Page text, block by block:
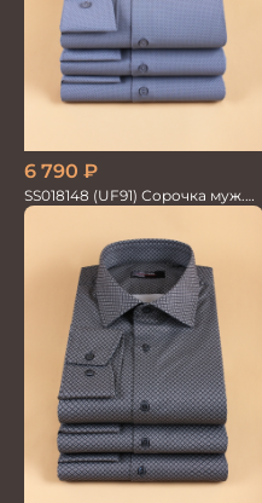
6 790 ₽
SS018148 (UF91) Сорочка муж.
дл. рук. GROSTYLE TRENDY